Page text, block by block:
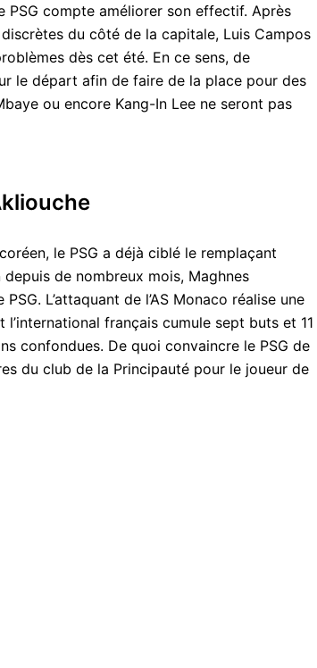
PSG compte améliorer son effectif. Après
du côté de la capitale, Luis Campos
dès cet été. En ce sens, de
le départ afin de faire de la place pour des
ou encore Kang-In Lee ne seront pas
le PSG a déjà ciblé le remplaçant
de nombreux mois, Maghnes
L’attaquant de l’AS Monaco réalise une
français cumule sept buts et 11
confondues. De quoi convaincre le PSG de
du club de la Principauté pour le joueur de